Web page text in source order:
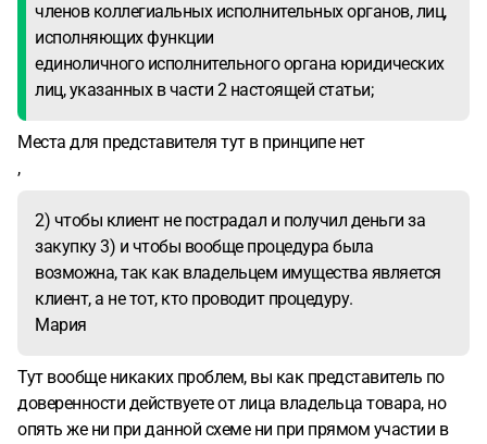
членов коллегиальных исполнительных органов, лиц,
исполняющих функции
единоличного исполнительного органа юридических
лиц, указанных в части 2 настоящей статьи;
Места для представителя тут в принципе нет
,
2) чтобы клиент не пострадал и получил деньги за
закупку 3) и чтобы вообще процедура была
возможна, так как владельцем имущества является
клиент, а не тот, кто проводит процедуру.
Мария
Тут вообще никаких проблем, вы как представитель по
доверенности действуете от лица владельца товара, но
опять же ни при данной схеме ни при прямом участии в